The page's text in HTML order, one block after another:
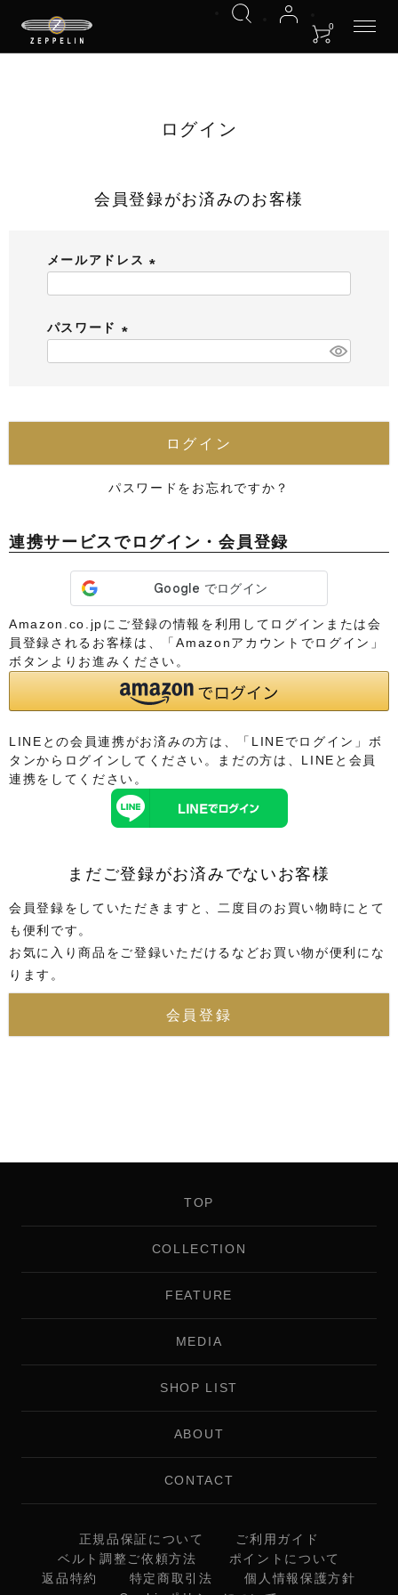
0
HOME ログイン
ログイン
会員登録がお済みのお客様
メールアドレス
パスワード
)
ログイン
パスワードをお忘れですか？
連携サービスでログイン・会員登録
Amazon.co.jpにご登録の情報を利用してログインまたは会
員登録されるお客様は、「Amazonアカウントでログイン」
ボタンよりお進みください。
LINEとの会員連携がお済みの方は、「LINEでログイン」ボ
タンからログインしてください。まだの方は、 LINEと会員
連携をしてください。
まだご登録がお済みでないお客様
会員登録をしていただきますと、二度目のお買い物時にとて
も便利です。
お気に入り商品をご登録いただけるなどお買い物が便利にな
ります。
会員登録
TOP
COLLECTION
FEATURE
MEDIA
SHOP LIST
ABOUT
CONTACT
正規品保証について
ご利用ガイド
ベルト調整ご依頼方法
ポイントについて
返品特約
特定商取引法
個人情報保護方針